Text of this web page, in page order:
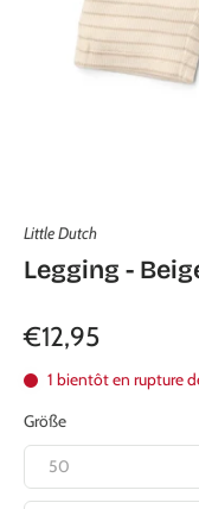
Little Dutch
Legging -
€12,95
1 bientôt en rupture
Größe
50